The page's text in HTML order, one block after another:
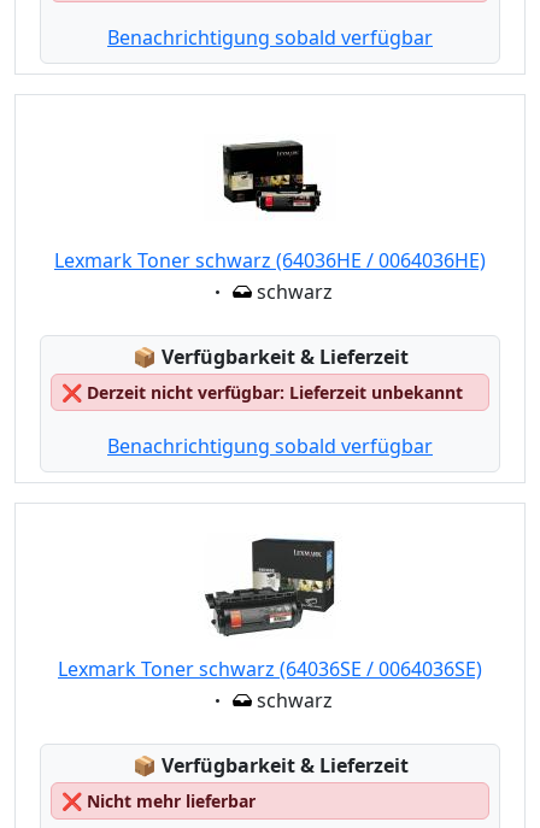
Benachrichtigung sobald verfügbar
Lexmark Toner schwarz (64036HE / 0064036HE)
Eigenschaft:
schwarz
📦 Lagerstatus:
Verfügbarkeit & Lieferzeit
❌ Derzeit nicht verfügbar: Lieferzeit unbekannt
Benachrichtigung sobald verfügbar
Lexmark Toner schwarz (64036SE / 0064036SE)
Eigenschaft:
schwarz
📦 Lagerstatus:
Verfügbarkeit & Lieferzeit
❌ Nicht mehr lieferbar